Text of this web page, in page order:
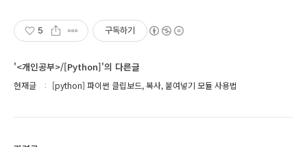
5 구독하기
'<개인공부>/[Python]'의 다른글
현재글 [python] 파이썬 클립보드, 복사, 붙여넣기 모듈 사용법